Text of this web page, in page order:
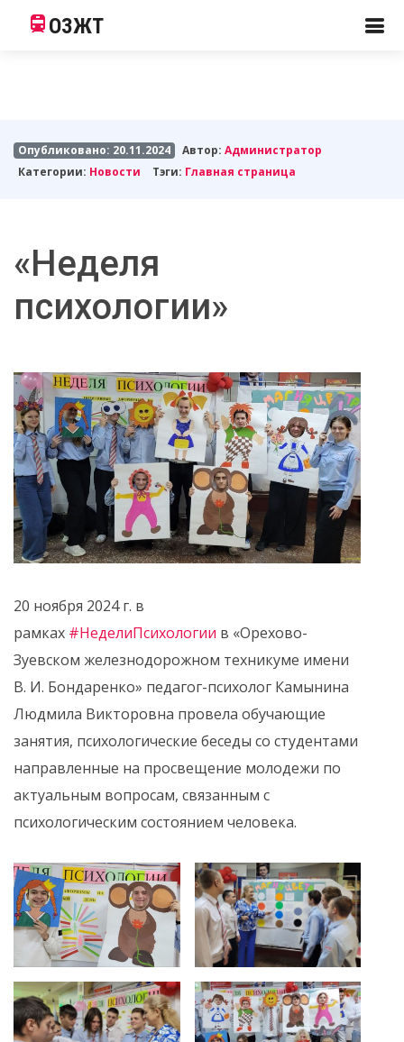
ОЗЖТ
Опубликовано: 20.11.2024 Автор:Администратор
Категории: Новости Тэги: Главная страница
«Неделя
психологии»
20 ноября 2024 г. в
рамках #НеделиПсихологии в «Орехово-
Зуевском железнодорожном техникуме имени
В. И. Бондаренко» педагог-психолог Камынина
Людмила Викторовна провела обучающие
занятия, психологические беседы со студентами
направленные на просвещение молодежи по
актуальным вопросам, связанным с
психологическим состоянием человека.